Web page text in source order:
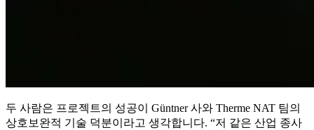
두 사람은 프로젝트의 성공이 Güntner 사와 Therme NAT 팀의
상호보완적 기술 덕분이라고 생각합니다. “저 같은 산업 종사